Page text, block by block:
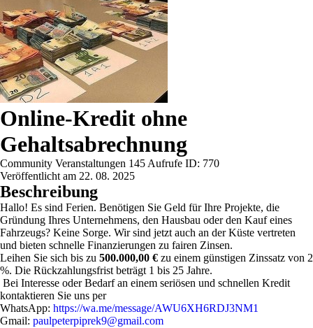
Online-Kredit ohne
Gehaltsabrechnung
Community Veranstaltungen 145 Aufrufe ID: 770
Veröffentlicht am 22. 08. 2025
Beschreibung
Hallo! Es sind Ferien. Benötigen Sie Geld für Ihre Projekte, die
Gründung Ihres Unternehmens, den Hausbau oder den Kauf eines
Fahrzeugs? Keine Sorge. Wir sind jetzt auch an der Küste vertreten
und bieten schnelle Finanzierungen zu fairen Zinsen.
Leihen Sie sich bis zu 500.000,00 € zu einem günstigen Zinssatz von 2
%. Die Rückzahlungsfrist beträgt 1 bis 25 Jahre.
Bei Interesse oder Bedarf an einem seriösen und schnellen Kredit
kontaktieren Sie uns per
WhatsApp: https://wa.me/message/AWU6XH6RDJ3NM1
Gmail: paulpeterpiprek9@gmail.com